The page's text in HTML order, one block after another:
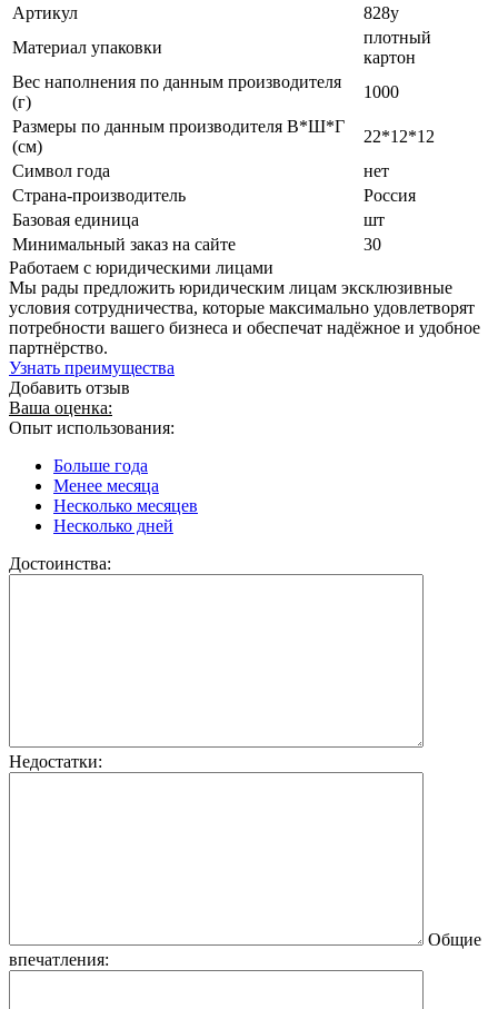
Артикул
828у
Материал упаковки
плотный
картон
Вес наполнения по данным производителя
(г)
1000
Размеры по данным производителя В*Ш*Г
(см)
22*12*12
Символ года
нет
Страна-производитель
Россия
Базовая единица
шт
Минимальный заказ на сайте
30
Работаем с юридическими лицами
Мы рады предложить юридическим лицам эксклюзивные
условия сотрудничества, которые максимально удовлетворят
потребности вашего бизнеса и обеспечат надёжное и удобное
партнёрство.
Узнать преимущества
Добавить отзыв
Ваша оценка:
Опыт использования:
Больше года
Менее месяца
Несколько месяцев
Несколько дней
Достоинства:
Недостатки:
Общие
впечатления: